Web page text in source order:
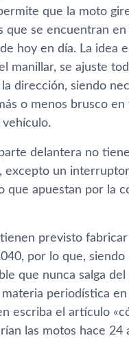
que la moto
que se encuentran en
hoy en dí­a. La idea
manillar, se ajuste
dirección, siendo
o menos brusco en
delantera no
excepto un
que apuestan por la
tienen previsto
por lo que, siendo
que nunca salga
periodí­stica
escriba el artí­culo
las motos hace 24